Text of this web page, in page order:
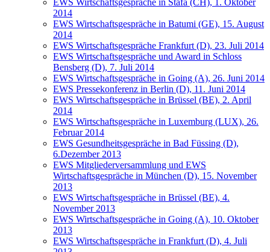
EWS Wirtschaftsgespräche in Stäfa (CH), 1. Oktober
2014
EWS Wirtschaftsgespräche in Batumi (GE), 15. August
2014
EWS Wirtschaftsgespräche Frankfurt (D), 23. Juli 2014
EWS Wirtschaftsgespräche und Award in Schloss
Bensberg (D), 7. Juli 2014
EWS Wirtschaftsgespräche in Going (A), 26. Juni 2014
EWS Pressekonferenz in Berlin (D), 11. Juni 2014
EWS Wirtschaftsgespräche in Brüssel (BE), 2. April
2014
EWS Wirtschaftsgespräche in Luxemburg (LUX), 26.
Februar 2014
EWS Gesundheitsgespräche in Bad Füssing (D),
6.Dezember 2013
EWS Mitgliederversammlung und EWS
Wirtschaftsgespräche in München (D), 15. November
2013
EWS Wirtschaftsgespräche in Brüssel (BE), 4.
November 2013
EWS Wirtschaftsgespräche in Going (A), 10. Oktober
2013
EWS Wirtschaftsgespräche in Frankfurt (D), 4. Juli